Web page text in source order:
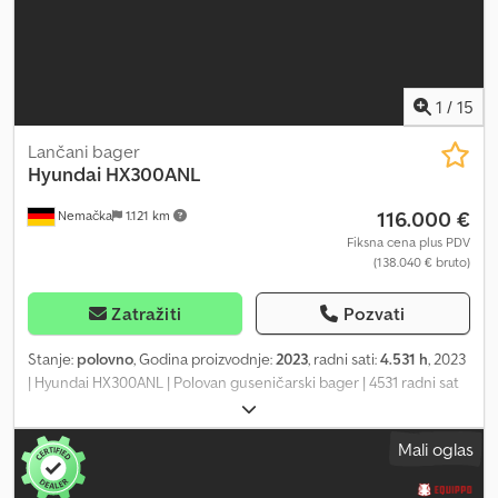
1 / 15
Nemačka 1.121 km
Lančani bager
Hyundai HX300ANL
116.000 €
Fiksna cena plus PDV
(138.040 € bruto)
Zatražiti Pozvati
Stanje: polovno, Godina proizvodnje:2023, radni sati:4.531 h, 2023
| Hyundai HX300ANL | Polovan guseničarski bager | 4531 radni sat
📍Lokacija: Nemačka 🚛 Dostava je moguća do vaše lokacije –
Koristite naš kalkulator za isporuku da biste procenili troškove
transporta! 💰 Kupite sada za 116.000 EUR ili pošaljite ponudu.
Platite prilikom isporuke uz pristupačnu naknadu (podložno
Mali oglas